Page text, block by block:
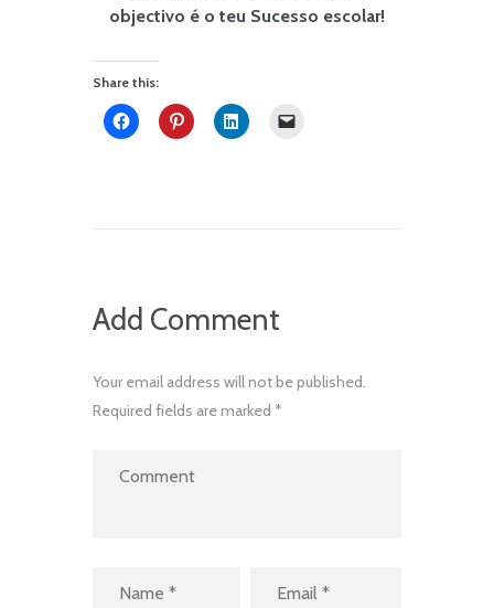
objectivo é o teu Sucesso escolar!
Share this:
Add Comment
Your email address will not be published.
Required fields are marked *